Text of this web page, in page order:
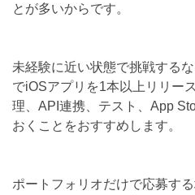
とが多いからです。
未経験に近い状態で挑戦する
でiOSアプリを1本以上リリー
理、API連携、テスト、App
おくことをおすすめします。
ポートフォリオだけで応募す